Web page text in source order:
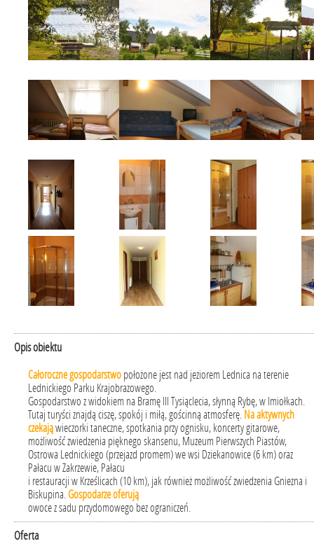
Opis obiektu
Całoroczne gospodarstwo położone jest nad jeziorem Lednica na terenie
Lednickiego Parku Krajobrazowego.
Gospodarstwo z widokiem na Bramę III Tysiąclecia, słynną Rybę, w Imiołkach.
Tutaj turyści znajdą ciszę, spokój i miłą, gościnną atmosferę. Na aktywnych
czekająwieczorki taneczne, spotkania przy ognisku, koncerty gitarowe,
możliwość zwiedzenia pięknego skansenu, Muzeum Pierwszych Piastów,
Ostrowa Lednickiego (przejazd promem) we wsi Dziekanowice (6 km) oraz
Pałacu w Zakrzewie, Pałacu
i restauracji w Krześlicach (10 km), jak również możliwość zwiedzenia Gniezna i
Biskupina.Gospodarze oferują
owoce z sadu przydomowego bez ograniczeń.
Oferta